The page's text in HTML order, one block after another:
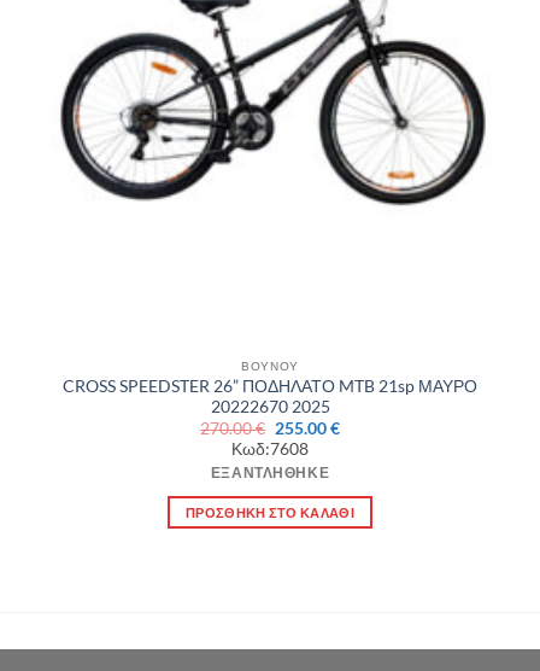
ΒΟΥΝΟΥ
CROSS SPEEDSTER 26” ΠΟΔΗΛΑΤΟ MTB 21sp ΜΑΥΡΟ
20222670 2025
270.00€ Original
price
was:
270.00 €.
255.00€Η
Κωδ:7608
ΕΞΑΝΤΛΉΘΗΚΕ
ΠΡΟΣΘΉΚΗ ΣΤΟ ΚΑΛΆΘΙ